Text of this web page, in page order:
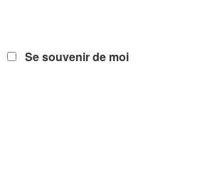
Se souvenir de moi